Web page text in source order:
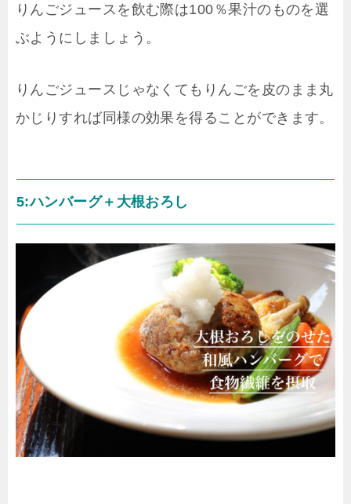
りんごジュースを飲む際は100％果汁のものを選
ぶようにしましょう。
りんごジュースじゃなくてもりんごを皮のまま丸
かじりすれば同様の効果を得ることができます。
5:ハンバーグ＋大根おろし